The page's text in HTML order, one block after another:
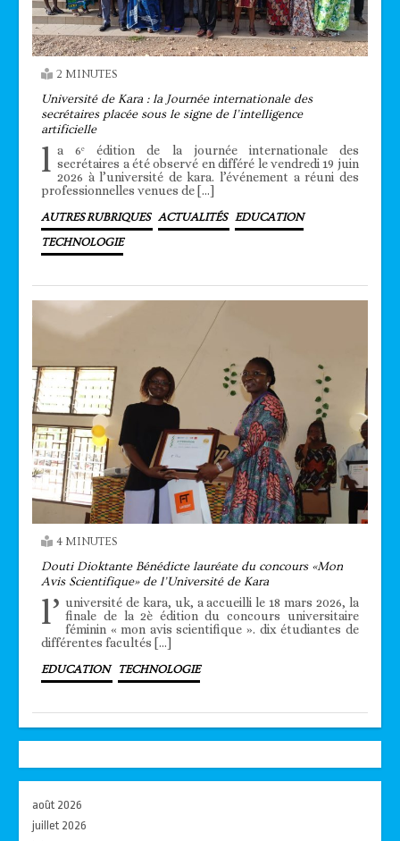
2 MINUTES
Université de Kara : la Journée internationale des
secrétaires placée sous le signe de l’intelligence
artificielle
l a 6ᵉ édition de la journée internationale des
secrétaires a été observé en différé le vendredi 19 juin
2026 à l’université de kara. l’événement a réuni des
professionnelles venues de […]
AUTRES RUBRIQUES ACTUALITÉS EDUCATION
TECHNOLOGIE
4 MINUTES
Douti Dioktante Bénédicte lauréate du concours «Mon
Avis Scientifique» de l’Université de Kara
l’ université de kara, uk, a accueilli le 18 mars 2026, la
finale de la 2è édition du concours universitaire
féminin « mon avis scientifique ». dix étudiantes de
différentes facultés […]
EDUCATION TECHNOLOGIE
août 2026
juillet 2026